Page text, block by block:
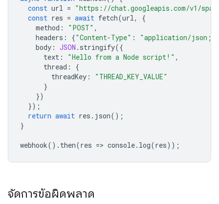
const url = "https://chat.googleapis.com/v1/spaces/
const res = await fetch(url,
{
method : "POST" ,
headers : {"Content-Type" :
"application/json;
body : JSON . stringify({
text : "Hello from a Node script!" ,
thread :
{
threadKey :
"THREAD_KEY_VALUE"
}
})
});
return await res . json();
}
webhook(). then(res => console. log(res));
จัดการข้อผิดพลาด